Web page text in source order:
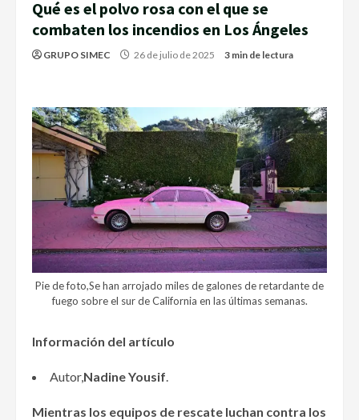
Qué es el polvo rosa con el que se
combaten los incendios en Los Ángeles
GRUPO SIMEC 26 de julio de 2025 3 min de lectura
Pie de foto,Se han arrojado miles de galones de retardante de
fuego sobre el sur de California en las últimas semanas.
Información del artículo
Autor,Nadine Yousif
Mientras los equipos de rescate luchan contra los